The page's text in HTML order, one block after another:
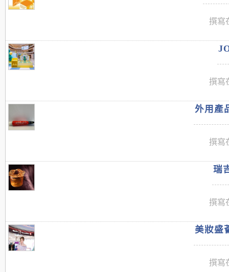
撰寫
撰寫
外用產
撰寫
瑞
撰寫
美妝盛
撰寫